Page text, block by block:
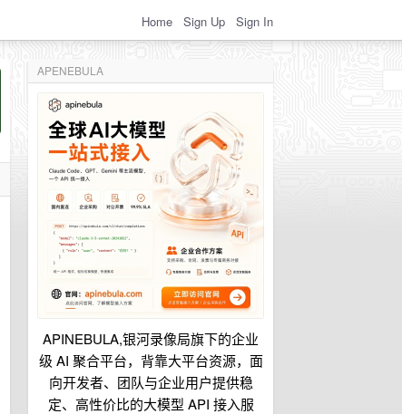
Home Sign Up Sign In
APENEBULA
APINEBULA,银河录像局旗下的企业
级 AI 聚合平台，背靠大平台资源，面
向开发者、团队与企业用户提供稳
定、高性价比的大模型 API 接入服